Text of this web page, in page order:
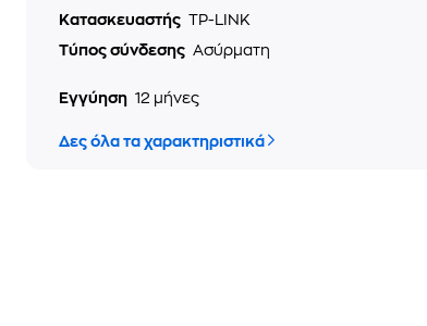
Κατασκευαστής TP-LINK
Τύπος σύνδεσης Ασύρματη
Εγγύηση 12 μήνες
Δες όλα τα χαρακτηριστικά